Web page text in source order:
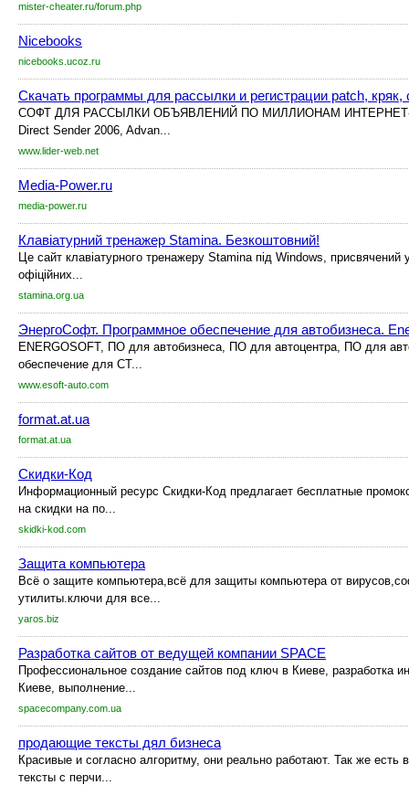
mister-cheater.ru/forum.php
Nicebooks
nicebooks.ucoz.ru
Скачать программы для рассылки и регистрации patch, кряк,
СОФТ ДЛЯ РАССЫЛКИ ОБЪЯВЛЕНИЙ ПО МИЛЛИОНАМ ИНТЕРНЕТ-
Direct Sender 2006, Advan...
www.lider-web.net
Media-Power.ru
media-power.ru
Клавіатурний тренажер Stamina. Безкоштовний!
Це сайт клавіатурного тренажеру Stamina під Windows, присвячений
офіційних...
stamina.org.ua
ЭнергоСофт. Программное обеспечение для автобизнеса.
ENERGOSOFT, ПО для автобизнеса, ПО для автоцентра, ПО для
обеспечение для СТ...
www.esoft-auto.com
format.at.ua
format.at.ua
Скидки-Код
Информационный ресурс Скидки-Код предлагает бесплатные
на скидки на по...
skidki-kod.com
Защита компьютера
Всё о защите компьютера,всё для защиты компьютера от
утилиты.ключи для все...
yaros.biz
Разработка сайтов от ведущей компании SPACE
Профессиональное создание сайтов под ключ в Киеве, разработка
Киеве, выполнение...
spacecompany.com.ua
продающие тексты дял бизнеса
Красивые и согласно алгоритму, они реально работают. Так же есть
тексты с перчи...